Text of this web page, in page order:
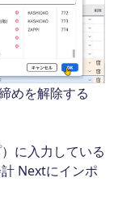
めを解除する
に入力している
Nextにインポ